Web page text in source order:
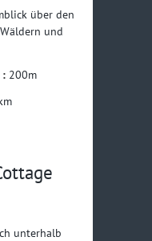
über den
und
: 200m
unterhalb